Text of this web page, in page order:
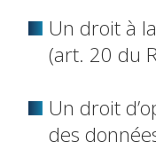
Un droit à
(art. 20 du
Un droit
des